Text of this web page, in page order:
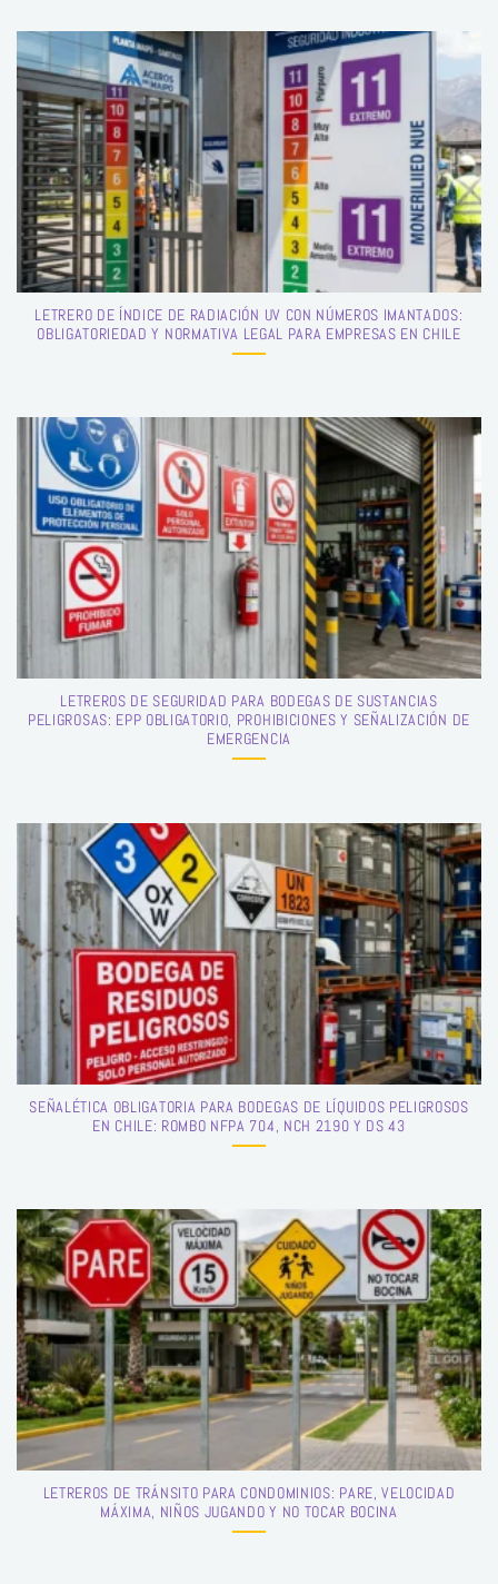
LETRERO DE ÍNDICE DE RADIACIÓN UV CON NÚMEROS IMANTADOS:
OBLIGATORIEDAD Y NORMATIVA LEGAL PARA EMPRESAS EN CHILE
LETREROS DE SEGURIDAD PARA BODEGAS DE SUSTANCIAS
PELIGROSAS: EPP OBLIGATORIO, PROHIBICIONES Y SEÑALIZACIÓN DE
EMERGENCIA
SEÑALÉTICA OBLIGATORIA PARA BODEGAS DE LÍQUIDOS PELIGROSOS
EN CHILE: ROMBO NFPA 704, NCH 2190 Y DS 43
LETREROS DE TRÁNSITO PARA CONDOMINIOS: PARE, VELOCIDAD
MÁXIMA, NIÑOS JUGANDO Y NO TOCAR BOCINA